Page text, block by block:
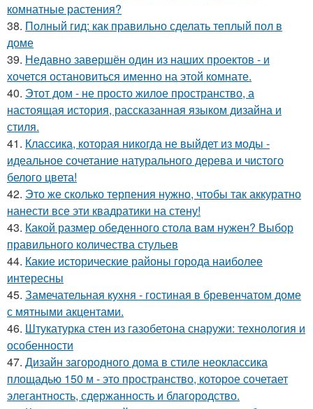
комнатные растения?
38. Полный гид: как правильно сделать теплый пол в
доме
39. Недавно завершён один из наших проектов - и
хочется остановиться именно на этой комнате.
40. Этот дом - не просто жилое пространство, а
настоящая история, рассказанная языком дизайна и
стиля.
41. Классика, которая никогда не выйдет из моды -
идеальное сочетание натурального дерева и чистого
белого цвета!
42. Это же сколько терпения нужно, чтобы так аккуратно
нанести все эти квадратики на стену!
43. Какой размер обеденного стола вам нужен? Выбор
правильного количества стульев
44. Какие исторические районы города наиболее
интересны
45. Замечательная кухня - гостиная в бревенчатом доме
с мятными акцентами.
46. Штукатурка стен из газобетона снаружи: технология и
особенности
47. Дизайн загородного дома в стиле неоклассика
площадью 150 м - это пространство, которое сочетает
элегантность, сдержанность и благородство.